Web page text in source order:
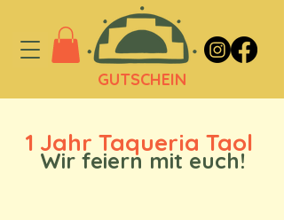
GUTSCHEIN
1 Jahr Taqueria Taol
Wir feiern mit euch!